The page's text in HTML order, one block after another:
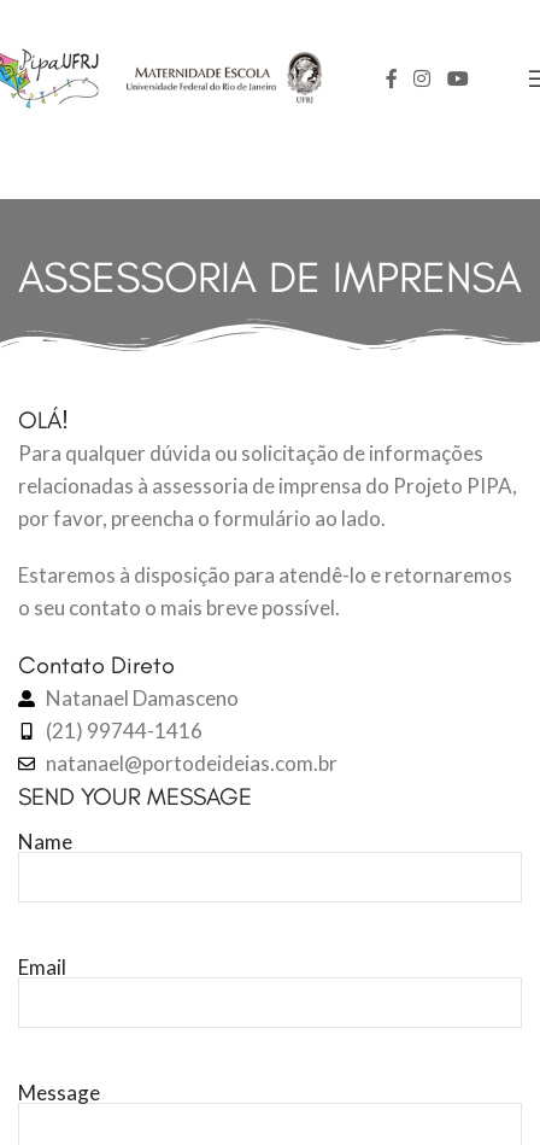
ASSESSORIA DE IMPRENSA
OLÁ!
Para qualquer dúvida ou solicitação de informações
relacionadas à assessoria de imprensa do Projeto PIPA,
por favor, preencha o formulário ao lado.
Estaremos à disposição para atendê-lo e retornaremos
o seu contato o mais breve possível.
Contato Direto
Natanael Damasceno
(21) 99744-1416
natanael@portodeideias.com.br
SEND YOUR MESSAGE
Name
Email
Message